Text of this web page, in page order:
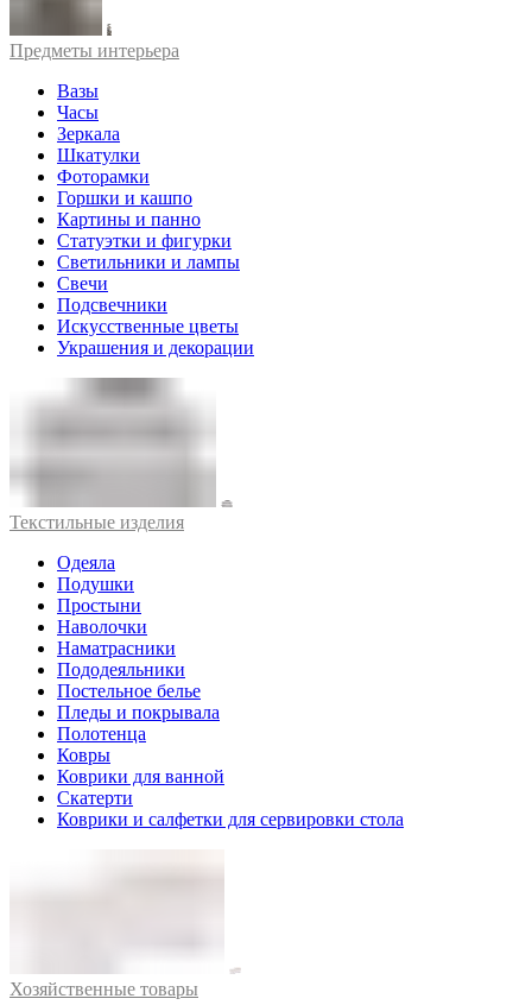
Предметы интерьера
Вазы
Часы
Зеркала
Шкатулки
Фоторамки
Горшки и кашпо
Картины и панно
Статуэтки и фигурки
Светильники и лампы
Свечи
Подсвечники
Искусственные цветы
Украшения и декорации
Текстильные изделия
Одеяла
Подушки
Простыни
Наволочки
Наматрасники
Пододеяльники
Постельное белье
Пледы и покрывала
Полотенца
Ковры
Коврики для ванной
Скатерти
Коврики и салфетки для сервировки стола
Хозяйственные товары